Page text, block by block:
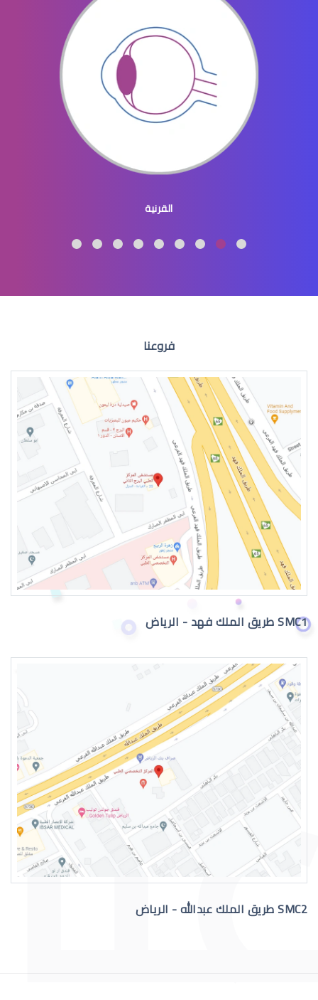
افضل دكتور عيون في النسيم
طبيب عيون اطفال
طبيب عيون اطفال في الرياض
دكتور عيون
دكتور عيون واتس اب
رقم دكتور عيون للاستشاره
القرنية
فروعنا
SMC1 طريق الملك فهد - الرياض
SMC2 طريق الملك عبدالله - الرياض